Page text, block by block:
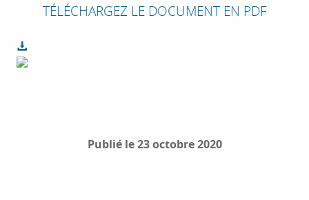
TÉLÉCHARGEZ LE DOCUMENT EN PDF
Publié le 23 octobre 2020